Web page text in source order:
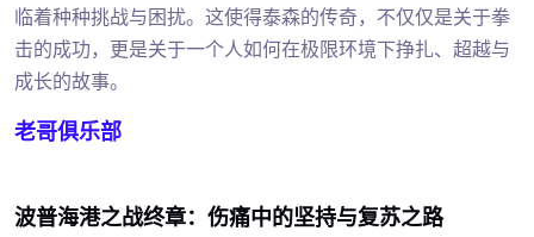
临着种种挑战与困扰。这使得泰森的传奇，不仅仅是关于拳
击的成功，更是关于一个人如何在极限环境下挣扎、超越与
成长的故事。
老哥俱乐部
波普海港之战终章：伤痛中的坚持与复苏之路